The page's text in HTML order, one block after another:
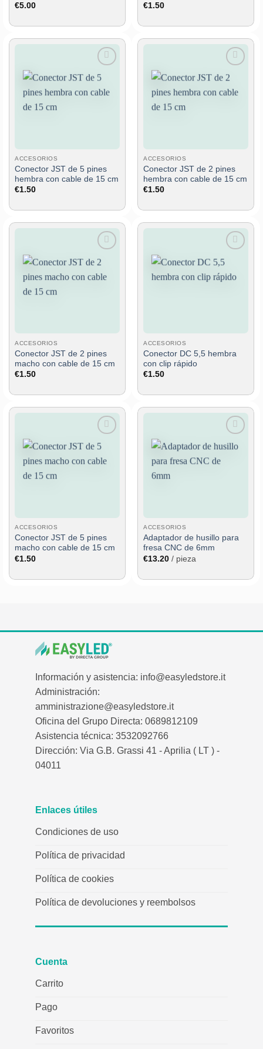
€5.00 €1.50
Añadir
a la
lista de
deseos
ACCESORIOS
Conector JST de 5 pines
hembra con cable de 15 cm
€1.50
Añadir
a la
lista de
deseos
ACCESORIOS
Conector JST de 2 pines
hembra con cable de 15 cm
€1.50
Añadir
a la
lista de
deseos
ACCESORIOS
Conector JST de 2 pines
macho con cable de 15 cm
€1.50
Añadir
lista de
deseos
ACCESORIOS
Conector DC 5,5 hembra
con clip rápido
€1.50
Añadir
a la
lista de
ACCESORIOS
Conector JST de 5 pines
macho con cable de 15 cm
€1.50
Añadir
a la
lista de
ACCESORIOS
Adaptador de husillo para
fresa CNC de 6mm
€13.20 / pieza
Información y asistencia: info@easyledstore.it
Administración:
amministrazione@easyledstore.it
Oficina del Grupo Directa: 0689812109
Asistencia técnica: 3532092766
Dirección: Via G.B. Grassi 41 - Aprilia ( LT ) -
04011
Enlaces útiles
Condiciones de uso
Política de privacidad
Política de cookies
Política de devoluciones y reembolsos
Cuenta
Carrito
Pago
Favoritos